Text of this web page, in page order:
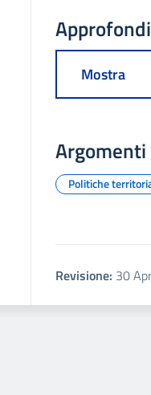
Mostra
Argomenti
Politiche
Revisione: 30